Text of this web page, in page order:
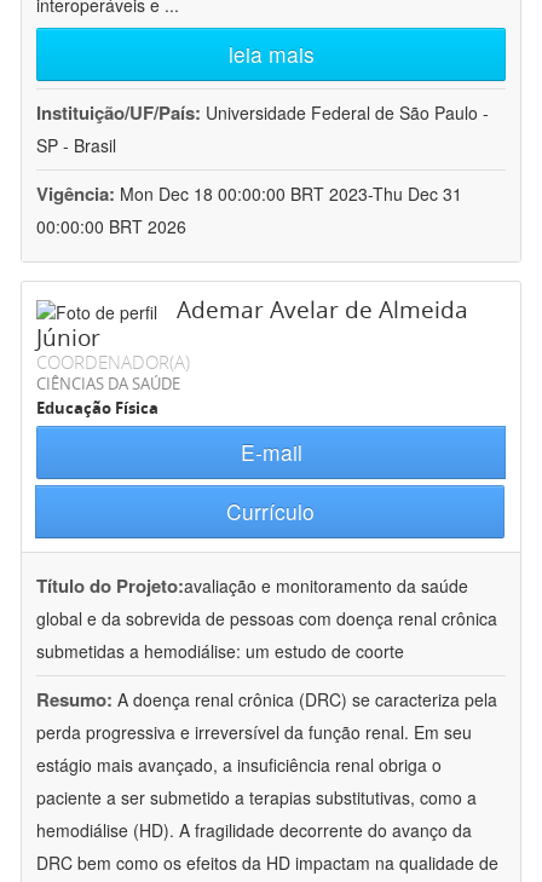
interoperáveis e ...
leia mais
Instituição/UF/País: Universidade Federal de São Paulo -
SP - Brasil
Vigência: Mon Dec 18 00:00:00 BRT 2023-Thu Dec 31
00:00:00 BRT 2026
Ademar Avelar de Almeida
Júnior
COORDENADOR(A)
CIÊNCIAS DA SAÚDE
Educação Física
E-mail
Currículo
Título do Projeto:avaliação e monitoramento da saúde
global e da sobrevida de pessoas com doença renal crônica
submetidas a hemodiálise: um estudo de coorte
Resumo: A doença renal crônica (DRC) se caracteriza pela
perda progressiva e irreversível da função renal. Em seu
estágio mais avançado, a insuficiência renal obriga o
paciente a ser submetido a terapias substitutivas, como a
hemodiálise (HD). A fragilidade decorrente do avanço da
DRC bem como os efeitos da HD impactam na qualidade de